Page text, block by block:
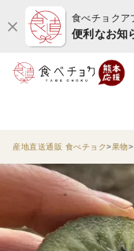
食べチョクア
便利なお知
産地直送通販 食べチョク 果物